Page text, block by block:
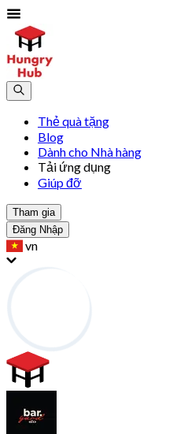
Thẻ quà tặng
Blog
Dành cho Nhà hàng
Tải ứng dụng
Giúp đỡ
Tham gia
Đăng Nhập
vn